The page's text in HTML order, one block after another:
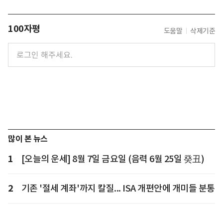
100자평 도움말 삭제기준
많이 본 뉴스
1 [오늘의 운세] 8월 7일 금요일 (음력 6월 25일 癸丑)
2 기존 '절세 계좌'까지 칼질... ISA 개편안에 개미들 분통